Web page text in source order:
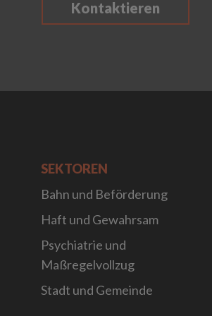
Kontaktieren
SEKTOREN
Bahn und Beförderung
Haft und Gewahrsam
Psychiatrie und
Maßregelvollzug
Stadt und Gemeinde